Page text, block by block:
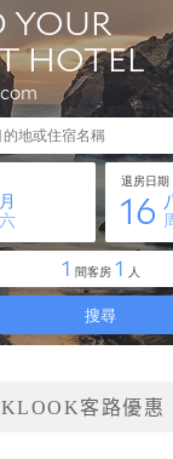
KLOOK客路優惠